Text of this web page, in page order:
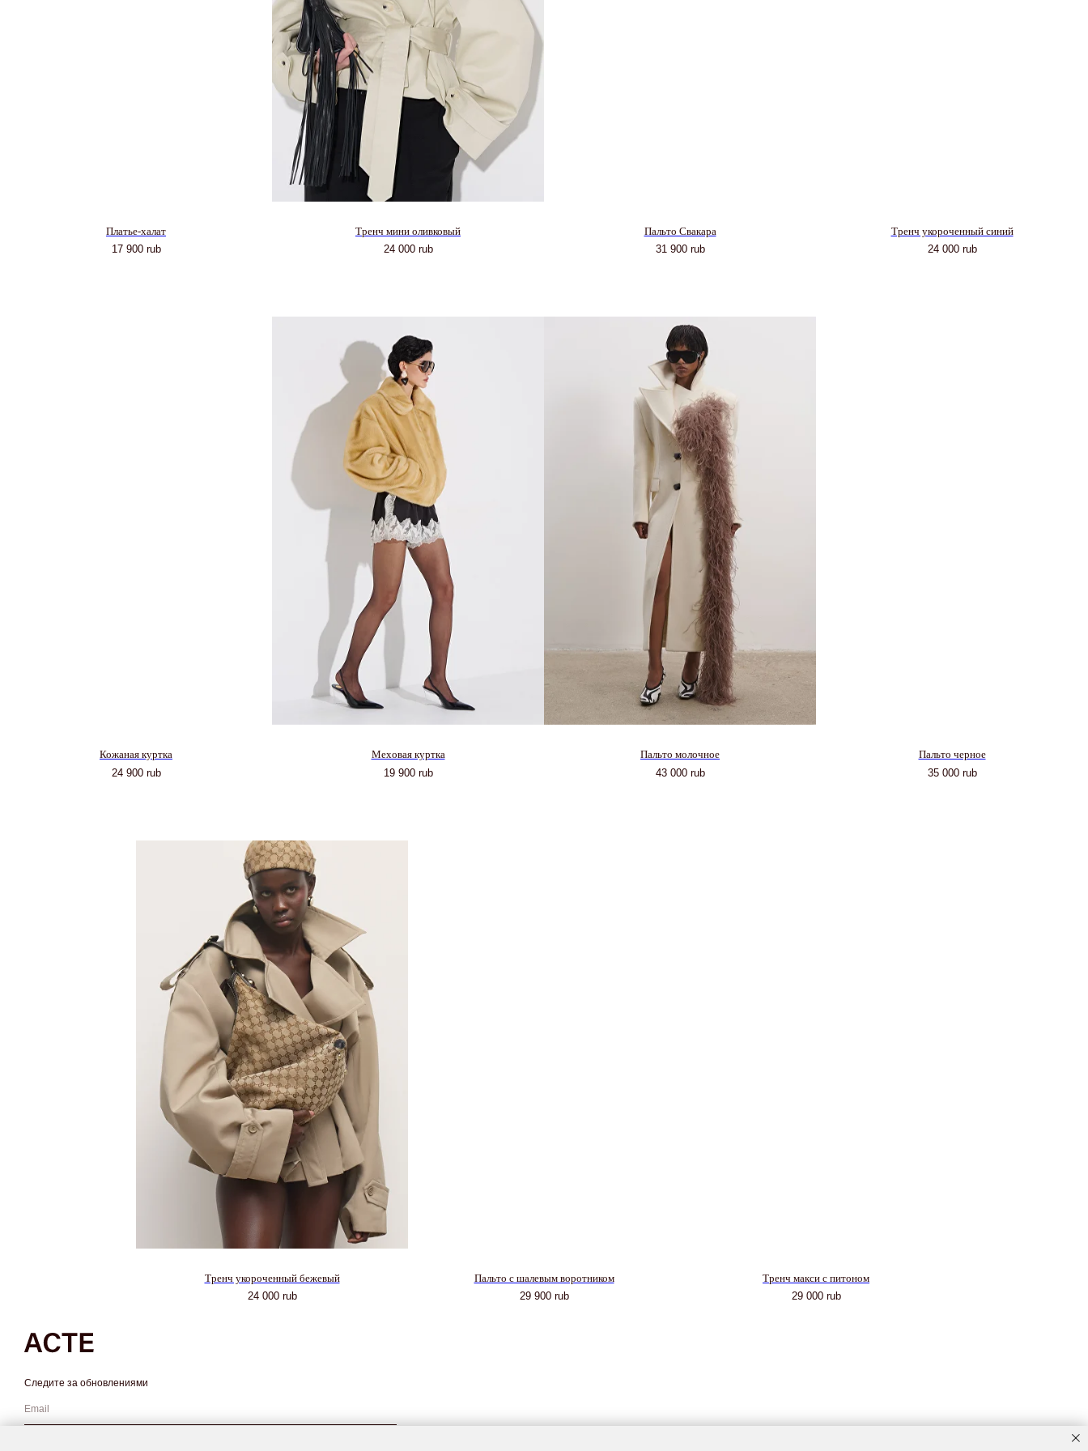
Платье-халат
17 900 rub
Тренч мини оливковый
24 000 rub
Пальто Свакара
31 900 rub
Тренч укороченный синий
24 000 rub
Кожаная куртка
24 900 rub
Меховая куртка
19 900 rub
Пальто молочное
43 000 rub
Пальто черное
35 000 rub
Тренч укороченный бежевый
24 000 rub
Пальто с шалевым воротником
29 900 rub
Тренч макси с питоном
29 000 rub
Следите за обновлениями